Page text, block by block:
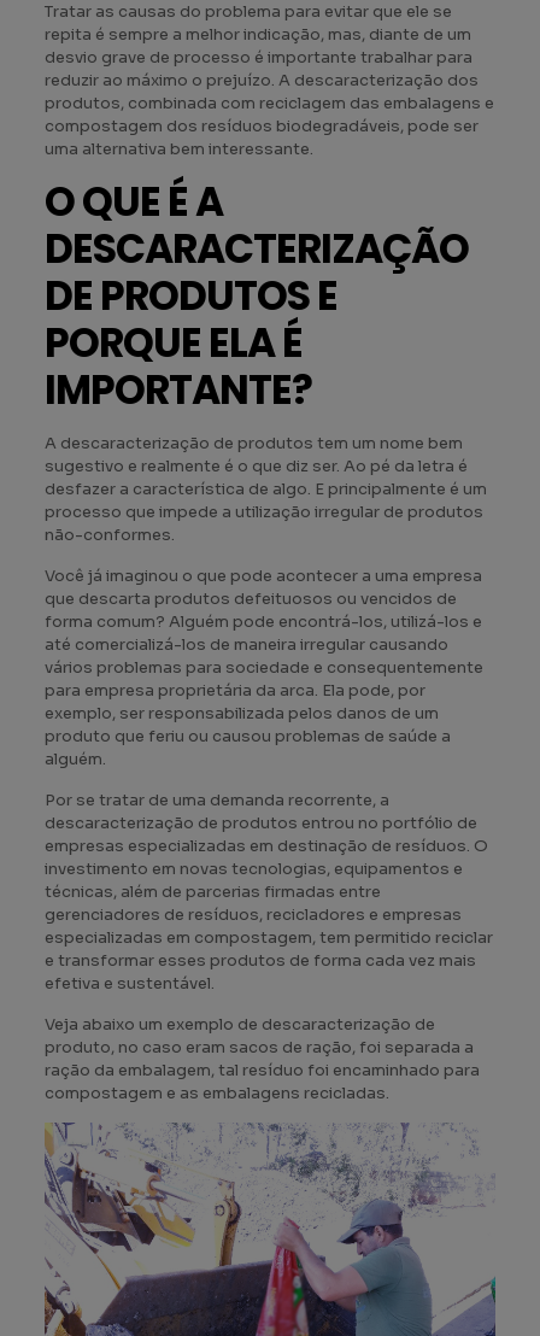
Tratar as causas do problema para evitar que ele se
repita é sempre a melhor indicação, mas, diante de um
desvio grave de processo é importante trabalhar para
reduzir ao máximo o prejuízo. A descaracterização dos
produtos, combinada com reciclagem das embalagens e
compostagem dos resíduos biodegradáveis, pode ser
uma alternativa bem interessante.
O QUE É A
DESCARACTERIZAÇÃO
DE PRODUTOS E
PORQUE ELA É
IMPORTANTE?
A descaracterização de produtos tem um nome bem
sugestivo e realmente é o que diz ser. Ao pé da letra é
desfazer a característica de algo. E principalmente é um
processo que impede a utilização irregular de produtos
não-conformes.
Você já imaginou o que pode acontecer a uma empresa
que descarta produtos defeituosos ou vencidos de
forma comum? Alguém pode encontrá-los, utilizá-los e
até comercializá-los de maneira irregular causando
vários problemas para sociedade e consequentemente
para empresa proprietária da arca. Ela pode, por
exemplo, ser responsabilizada pelos danos de um
produto que feriu ou causou problemas de saúde a
alguém.
Por se tratar de uma demanda recorrente, a
descaracterização de produtos entrou no portfólio de
empresas especializadas em destinação de resíduos. O
investimento em novas tecnologias, equipamentos e
técnicas, além de parcerias firmadas entre
gerenciadores de resíduos, recicladores e empresas
especializadas em compostagem, tem permitido reciclar
e transformar esses produtos de forma cada vez mais
efetiva e sustentável.
Veja abaixo um exemplo de descaracterização de
produto, no caso eram sacos de ração, foi separada a
ração da embalagem, tal resíduo foi encaminhado para
compostagem e as embalagens recicladas.